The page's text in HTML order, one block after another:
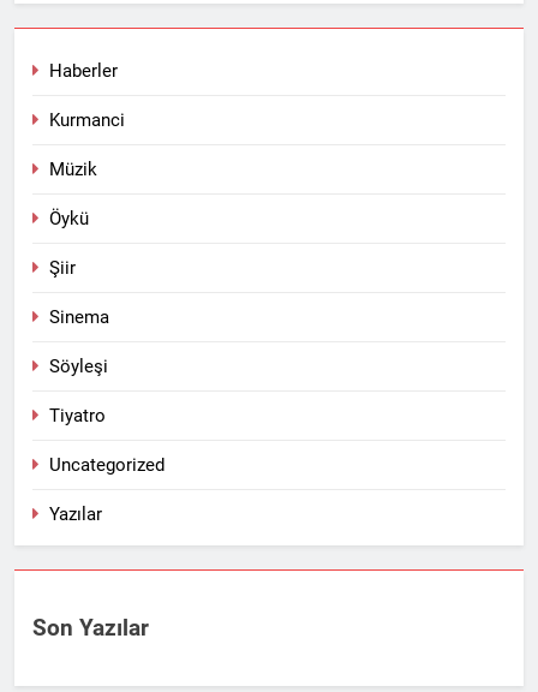
Haberler
Kurmanci
Müzik
Öykü
Şiir
Sinema
Söyleşi
Tiyatro
Uncategorized
Yazılar
Son Yazılar